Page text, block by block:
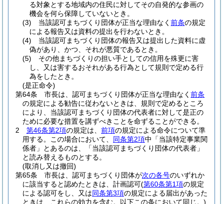
る対象とする地域内の住民に対してその自発的な参画の
機会を何ら保障していないとき。
(3)
当該認可まちづくり団体が正当な理由なく 前条の規定
による報告又は資料の提出を行わないとき。
(4)
当該認可まちづくり団体の報告又は提出した資料に虚
偽があり、かつ、それが悪質であるとき。
(5)
その他まちづくりの担い手としての信用を殊更に害
し、又は害するおそれがある行為として規則で定める行
為をしたとき。
(是正命令)
第64条
市長は、認可まちづくり団体が正当な理由なく 前条
の規定による勧告に従わないときは、規則で定めるところ
により、当該認可まちづくり団体の代表者に対して是正の
ために必要な措置を講ずべきことを命ずることができる。
2
第46条第2項の規定は、 前項の規定による命令について準
用する。
この場合において、 同条第2項中「当該特定事業関
係者」とあるのは、「当該認可まちづくり団体の代表者」
と読み替えるものとする。
(取消し又は撤回)
第65条
市長は、認可まちづくり団体が次の各号のいずれか
に該当すると認めたときは、計画認可(第60条第1項の規定
による認可をし、又は同条第3項の規定による届出があった
ときは、これらの効力を含む。以下この条において同じ。)